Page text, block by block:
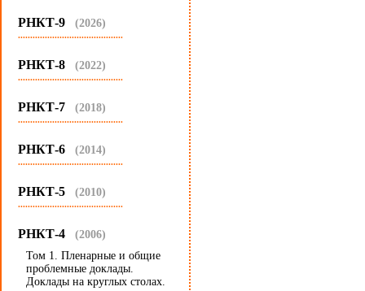
РНКТ-9 (2026)
...........................................
РНКТ-8 (2022)
...........................................
РНКТ-7 (2018)
...........................................
РНКТ-6 (2014)
...........................................
РНКТ-5 (2010)
...........................................
РНКТ-4 (2006)
Том 1. Пленарные и общие
проблемные доклады.
Доклады на круглых столах.